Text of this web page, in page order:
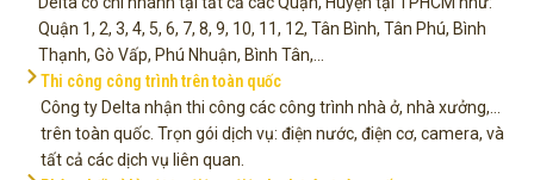
Quận 1, 2, 3, 4, 5, 6, 7, 8, 9, 10, 11, 12, Tân Bình, Tân Phú, Bình
Thạnh, Gò Vấp, Phú Nhuận, Bình Tân,...
Thi công công trình trên toàn quốc
Công ty Delta nhận thi công các công trình nhà ở, nhà xưởng,...
trên toàn quốc. Trọn gói dịch vụ: điện nước, điện cơ, camera, và
tất cả các dịch vụ liên quan.